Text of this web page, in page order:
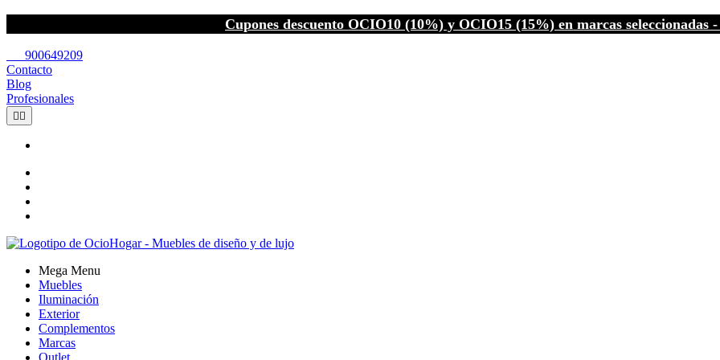
Cupones descuento OCIO10 (10%) y OCIO15 (15%) en marcas seleccionadas
900649209
Contacto
Blog
Profesionales
 
Mega Menu
Muebles
Iluminación
Exterior
Complementos
Marcas
Outlet